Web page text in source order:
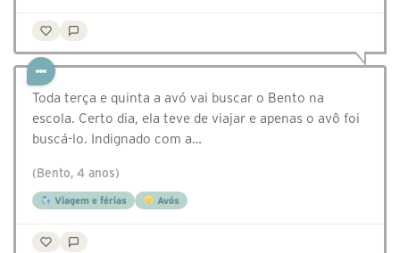
Toda terça e quinta a avó vai buscar o Bento na
escola. Certo dia, ela teve de viajar e apenas o avô foi
buscá-lo. Indignado com a…
(Bento, 4 anos)
Viagem e férias Avós